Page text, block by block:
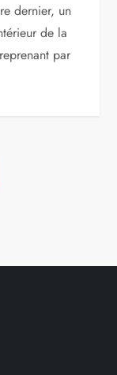
dernier, un
de la
par